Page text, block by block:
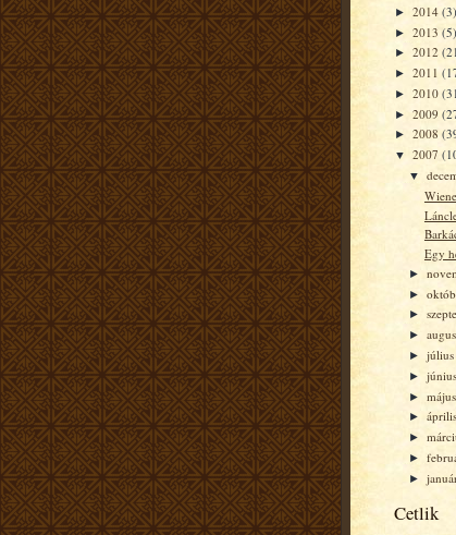
► 2014 (3)
► 2013 (5)
► 2012
► 2011
► 2010
► 2009
► 2008
▼ 2007
▼
Egy
►
►
►
►
►
►
►
►
►
►
►
Cetlik